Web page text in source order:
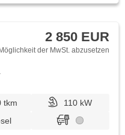
2 850 EUR
Möglichkeit der MwSt. abzusetzen
tkm
110 kW